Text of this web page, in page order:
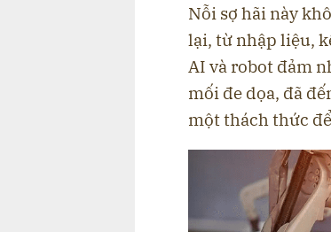
Nỗi sợ hãi này
lại, từ nhập liệu,
AI và robot đảm
mối đe dọa, đã
một thách thức